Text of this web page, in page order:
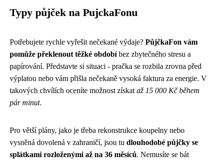
Typy půjček na PujckaFonu
Potřebujete rychle vyřešit nečekané výdaje? PůjčkaFon vám
pomůže překlenout těžké obdobíbez zbytečného stresu a
papírování. Představte si situaci - pračka se rozbila zrovna před
výplatou nebo vám přišla nečekaně vysoká faktura za energie. V
takových chvílích oceníte možnost získat až 15 000 Kč během
pár minut.
Pro větší plány, jako je třeba rekonstrukce koupelny nebo
vysněná dovolená v zahraničí, jsou tu dlouhodobé půjčky se
splátkami rozloženými až na 36 měsíců. Nemusíte se bát